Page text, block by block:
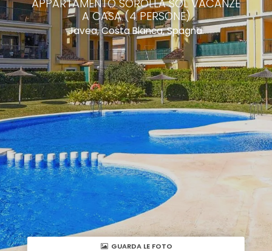
APPARTAMENTO SOROLLA SOL VACANZE
A CASA (4 PERSONE)
Javea, Costa Blanca, Spagna.
GUARDA LE FOTO